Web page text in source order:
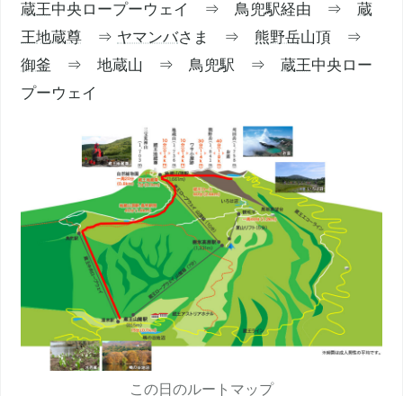
蔵王中央ロープーウェイ ⇒ 鳥兜駅経由 ⇒蔵
王地蔵尊 ⇒ ヤマンバさま ⇒熊野岳山頂 ⇒
御釜 ⇒ 地蔵山 ⇒ 鳥兜駅 ⇒蔵王中央ロー
プーウェイ
この日のルートマップ